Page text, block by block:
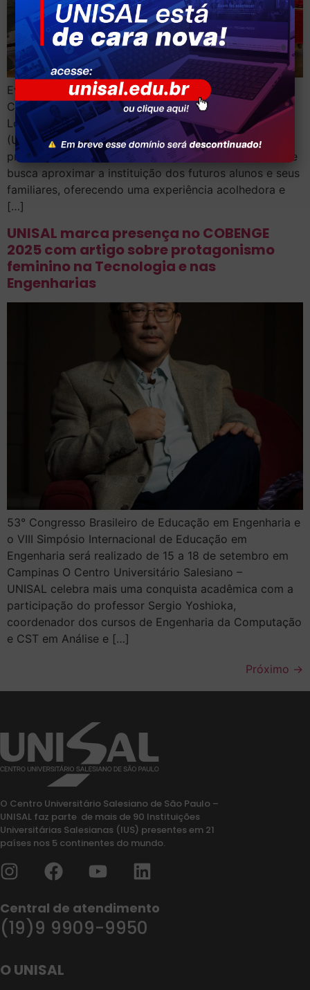
Evento acontece nesta quinta-feira, 04 na unidade de
Campinas e nesta sexta-feira, 05, em Americana e
Lorena O Centro Universitário Salesiano de São Paulo
(UNISAL) promove nesta semana a 2ª edição do
projeto “UNISAL De Portas Abertas”, uma iniciativa que
busca aproximar a instituição dos futuros alunos e seus
familiares, oferecendo uma experiência acolhedora e
[…]
UNISAL marca presença no COBENGE
2025 com artigo sobre protagonismo
feminino na Tecnologia e nas
Engenharias
53° Congresso Brasileiro de Educação em Engenharia e
o VIII Simpósio Internacional de Educação em
Engenharia será realizado de 15 a 18 de setembro em
Campinas O Centro Universitário Salesiano –
UNISAL celebra mais uma conquista acadêmica com a
participação do professor Sergio Yoshioka,
coordenador dos cursos de Engenharia da Computação
e CST em Análise e […]
Próximo →
O Centro Universitário Salesiano de São Paulo –
UNISAL faz parte de mais de 90 Instituições
Universitárias Salesianas (IUS) presentes em 21
países nos 5 continentes do mundo.
Central de atendimento
(19)9 9909-9950
O UNISAL